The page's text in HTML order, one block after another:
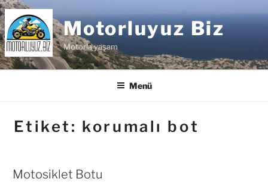
İçeriğe
geç
Motorluyuz Biz
Motorla yaşam
Menü
Etiket: korumalı bot
Motosiklet Botu